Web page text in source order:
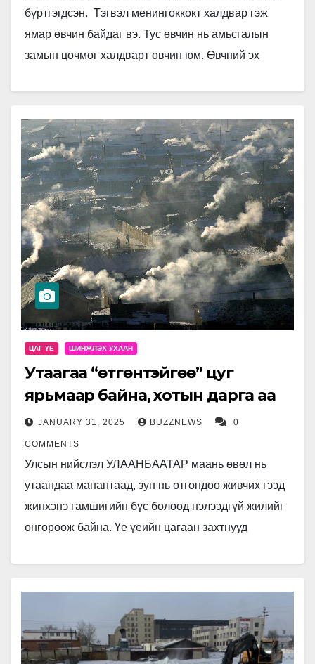
бүртгэгдсэн. Тэгвэл менингоккокт халдвар гэж
ямар өвчин байдаг вэ. Тус өвчин нь амьсгалын
замын цочмог халдварт өвчин юм. Өвчний эх
ЦАГ ҮЕ ШИНЖЛЭХ УХААН
Утаагаа “өтгөнтэйгөө” цуг
ярьмаар байна, хотын дарга аа
JANUARY 31, 2025 BUZZNEWS 0
COMMENTS
Улсын нийслэл УЛААНБААТАР маань өвөл нь
утаандаа манантаад, зун нь өтгөндөө живчих гээд
жинхэнэ гамшигийн бүс болоод нэлээдгүй жилийг
өнгөрөөж байна. Үе үеийн цагаан захтнууд